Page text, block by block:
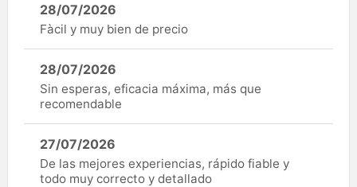
28/07/2026
Fàcil y muy bien de precio
28/07/2026
Sin esperas, eficacia máxima, más que
recomendable
27/07/2026
De las mejores experiencias, rápido fiable y
todo muy correcto y detallado